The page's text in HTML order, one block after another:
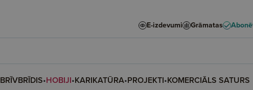
E-izdevumi Grāmatas
BRĪVBRĪDIS•HOBIJI•KARIKATŪRA•PROJEKTI•KOMERCIĀLS SATURS